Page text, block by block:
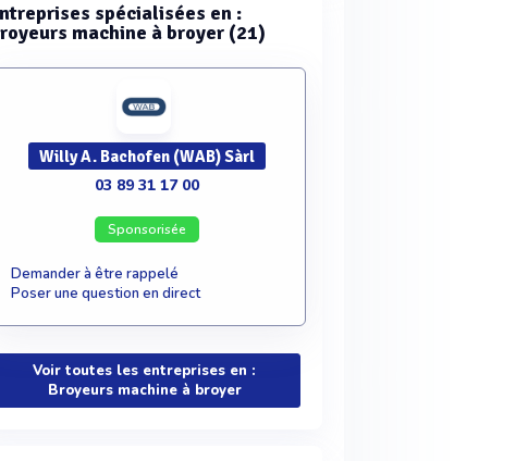
spécialisées en :
machine à broyer (21)
Willy A. Bachofen (WAB) Sàrl
03 89 31 17 00
Sponsorisée
Demander à être rappelé
Poser une question en direct
Voir toutes les entreprises en :
Broyeurs machine à broyer